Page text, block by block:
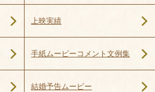
上映実績
手紙ムービーコメント文例集
結婚予告ムービー